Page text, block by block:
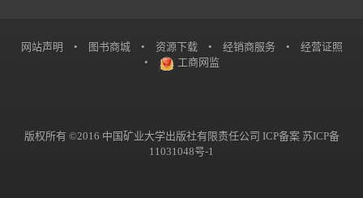
网站声明 • 图书商城 • 资源下载 • 经销商服务 •
经营证照
•
工商网监
版权所有 ©2016 中国矿业大学出版社有限责任公司 ICP备案 苏ICP备
11031048号-1